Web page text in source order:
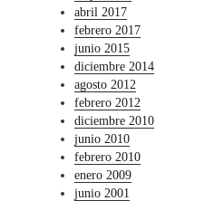
abril 2017
febrero 2017
junio 2015
diciembre 2014
agosto 2012
febrero 2012
diciembre 2010
junio 2010
febrero 2010
enero 2009
junio 2001